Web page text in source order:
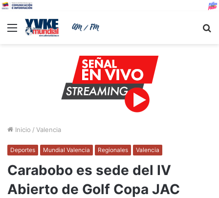
Menu
Inicio / Valencia
Deportes Mundial Valencia Regionales Valencia
Carabobo es sede del IV
Abierto de Golf Copa JAC